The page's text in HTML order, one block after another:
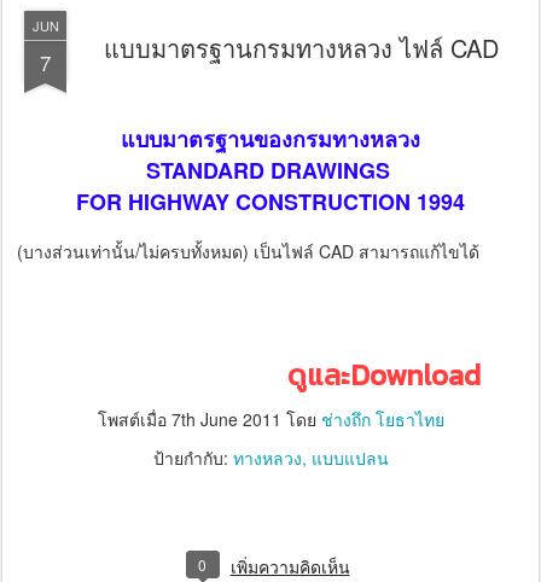
JUN
7 แบบมาตรฐานกรมทางหลวง ไฟล์ CAD
แบบมาตรฐานของกรมทางหลวง
STANDARD DRAWINGS
FOR HIGHWAY CONSTRUCTION 1994
(บางส่วนเท่านั้น/ไม่ครบทั้งหมด) เป็นไฟล์ CAD สามารถแก้ไขได้
ดูและDownload
โพสต์เมื่อ 7th June 2011 โดย ช่างถึก โยธาไทย
ป้ายกำกับ: ทางหลวง แบบแปลน
0 เพิ่มความคิดเห็น